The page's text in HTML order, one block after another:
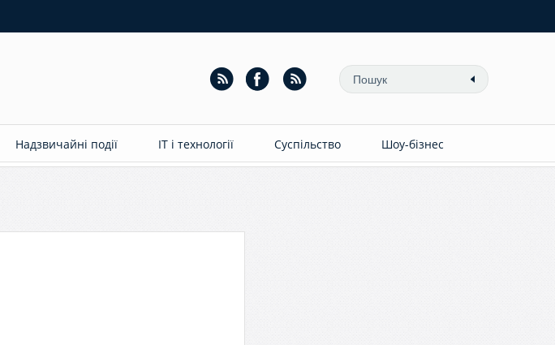
Надзвичайні події ІТ і технології Суспільство Шоу-бізнес